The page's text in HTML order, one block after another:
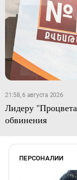
21:58, 6 августа 2026
Лидеру
обвинения
ПЕРСОНАЛИИ